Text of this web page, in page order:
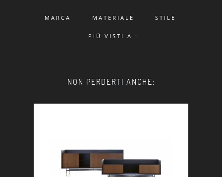
MARCA MATERIALE STILE
I PIÙ VISTI A :
NON PERDERTI ANCHE: